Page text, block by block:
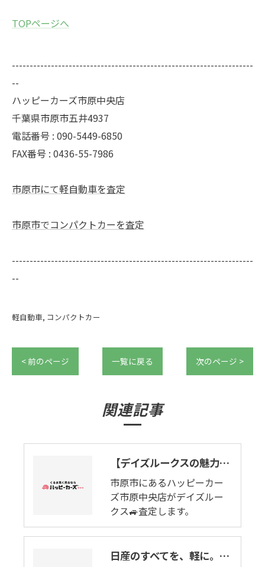
TOPページへ
--------------------------------------------------------------------
--
ハッピーカーズ市原中央店
千葉県市原市五井4937
電話番号 : 090-5449-6850
FAX番号 : 0436-55-7986
市原市にて軽自動車を査定
市原市でコンパクトカーを査定
--------------------------------------------------------------------
--
軽自動車 コンパクトカー
< 前のページ 一覧に戻る 次のページ >
関連記事
【デイズルークスの魅力】先端技術で、家族はもっと楽しめる。市原市でデイズルークス🚙買取ります。
市原市にあるハッピーカー
ズ市原中央店がデイズルー
クス🚙査定します。
日産のすべてを、軽に。日産デイズ。ハッピーカーズ市原中央店が軽自動車🚗買取ります。